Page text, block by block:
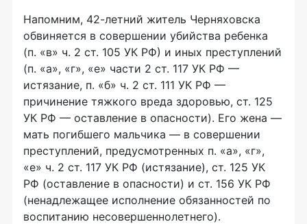
Напомним, 42-летний житель Черняховска
обвиняется в совершении убийства ребенка
(п. «в» ч. 2 ст. 105 УК РФ) и иных преступлений
(п. «а», «г», «е» части 2 ст. 117 УК РФ —
истязание, п. «б» ч. 2 ст. 111 УК РФ —
причинение тяжкого вреда здоровью, ст. 125
УК РФ — оставление в опасности). Его жена —
мать погибшего мальчика — в совершении
преступлений, предусмотренных п. «а», «г»,
«е» ч. 2 ст. 117 УК РФ (истязание), ст. 125 УК
РФ (оставление в опасности) и ст. 156 УК РФ
(ненадлежащее исполнение обязанностей по
воспитанию несовершеннолетнего).